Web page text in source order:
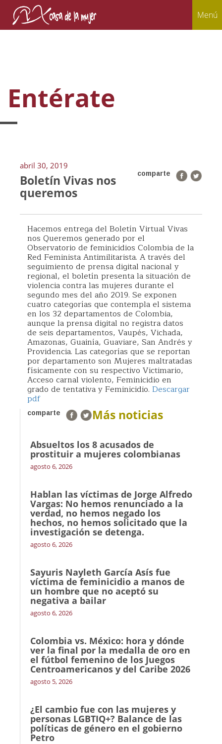
Menú
Entérate
abril 30, 2019
comparte
Boletín Vivas nos
queremos
Hacemos entrega del Boletín Virtual Vivas
nos Queremos generado por el
Observatorio de feminicidios Colombia de la
Red Feminista Antimilitarista. A través del
seguimiento de prensa digital nacional y
regional, el boletín presenta la situación de
violencia contra las mujeres durante el
segundo mes del año 2019. Se exponen
cuatro categorías que contempla el sistema
en los 32 departamentos de Colombia,
aunque la prensa digital no registra datos
de seis departamentos, Vaupés, Vichada,
Amazonas, Guainía, Guaviare, San Andrés y
Providencia. Las categorías que se reportan
por departamento son Mujeres maltratadas
físicamente con su respectivo Victimario,
Acceso carnal violento, Feminicidio en
grado de tentativa y Feminicidio. Descargar
pdf
comparte Más noticias
Absueltos los 8 acusados de
prostituir a mujeres colombianas
agosto 6, 2026
Hablan las víctimas de Jorge Alfredo
Vargas: No hemos renunciado a la
verdad, no hemos negado los
hechos, no hemos solicitado que la
investigación se detenga.
agosto 6, 2026
Sayuris Nayleth García Asís fue
víctima de feminicidio a manos de
un hombre que no aceptó su
negativa a bailar
agosto 6, 2026
Colombia vs. México: hora y dónde
ver la final por la medalla de oro en
el fútbol femenino de los Juegos
Centroamericanos y del Caribe 2026
agosto 5, 2026
¿El cambio fue con las mujeres y
personas LGBTIQ+? Balance de las
políticas de género en el gobierno
Petro